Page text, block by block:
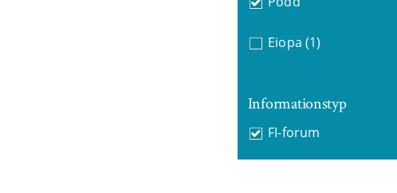
Eiopa (1)
Informationstyp
FI-forum